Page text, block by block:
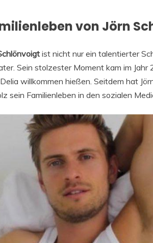
von Jörn
ist nicht nur ein talentierter
Sein stolzester Moment kam im Jahr
willkommen hießen. Seitdem hat
sein Familienleben in den sozialen